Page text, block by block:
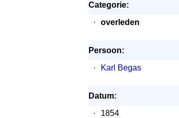
Categorie:
·
overleden
Persoon:
·
Karl Begas
Datum:
·
1854